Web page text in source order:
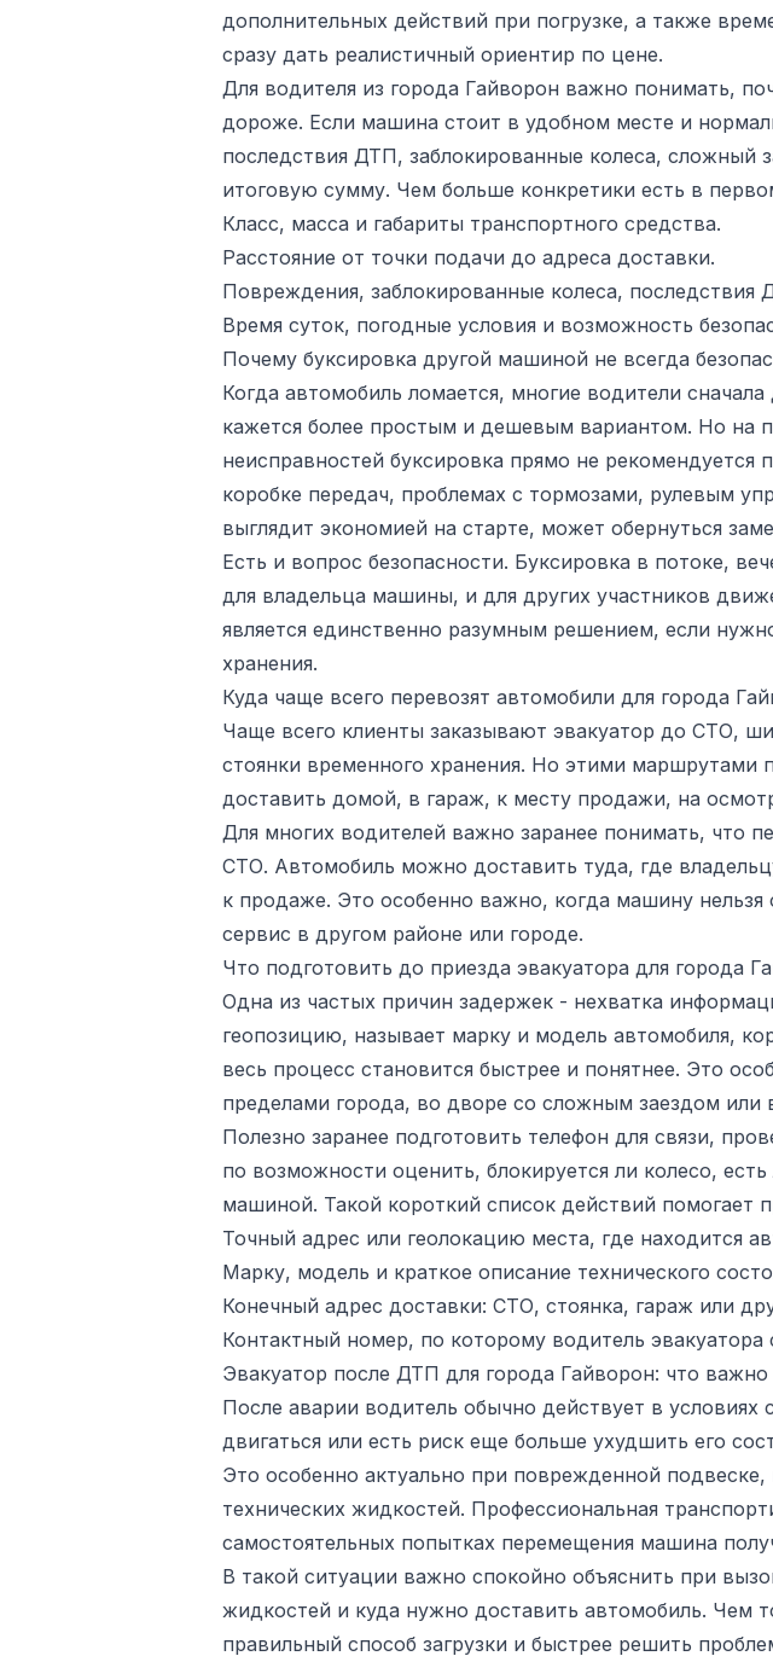
дополнительных действий при погрузке, а также
сразу дать реалистичный ориентир по цене.
Для водителя из города Гайворон важно понимать,
дороже. Если машина стоит в удобном месте и
последствия ДТП, заблокированные колеса, сложный
итоговую сумму. Чем больше конкретики есть в
Класс, масса и габариты транспортного средства.
Расстояние от точки подачи до адреса доставки.
Повреждения, заблокированные колеса, последствия
Время суток, погодные условия и возможность
Почему буксировка другой машиной не всегда
Когда автомобиль ломается, многие водители
кажется более простым и дешевым вариантом. Но на
неисправностей буксировка прямо не
коробке передач, проблемах с тормозами, рулевым
выглядит экономией на старте, может обернуться
Есть и вопрос безопасности. Буксировка в потоке,
для владельца машины, и для других участников
является единственно разумным решением, если
хранения.
Куда чаще всего перевозят автомобили для города
Чаще всего клиенты заказывают эвакуатор до СТО,
стоянки временного хранения. Но этими маршрутами
доставить домой, в гараж, к месту продажи, на
Для многих водителей важно заранее понимать, что
СТО. Автомобиль можно доставить туда, где
к продаже. Это особенно важно, когда машину
сервис в другом районе или городе.
Что подготовить до приезда эвакуатора для города
Одна из частых причин задержек - нехватка
геопозицию, называет марку и модель автомобиля,
весь процесс становится быстрее и понятнее. Это
пределами города, во дворе со сложным заездом или
Полезно заранее подготовить телефон для связи,
по возможности оценить, блокируется ли колесо,
машиной. Такой короткий список действий помогает
Точный адрес или геолокацию места, где находится
Марку, модель и краткое описание технического
Конечный адрес доставки: СТО, стоянка, гараж или
Контактный номер, по которому водитель эвакуатора
Эвакуатор после ДТП для города Гайворон: что важно
После аварии водитель обычно действует в условиях
двигаться или есть риск еще больше ухудшить его
Это особенно актуально при поврежденной подвеске,
технических жидкостей. Профессиональная
самостоятельных попытках перемещения машина
В такой ситуации важно спокойно объяснить при
жидкостей и куда нужно доставить автомобиль. Чем
правильный способ загрузки и быстрее решить